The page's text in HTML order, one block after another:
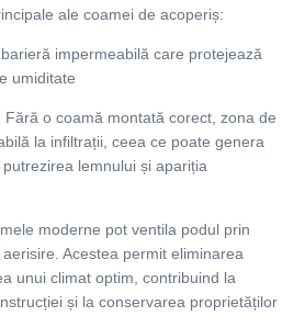
ale coamei de acoperiș:
impermeabilă care protejează
umiditate
Fără o coamă montată corect, zona de
la infiltrații, ceea ce poate genera
lemnului și apariția
moderne pot ventila podul prin
Acestea permit eliminarea
unui climat optim, contribuind la
și la conservarea proprietăților